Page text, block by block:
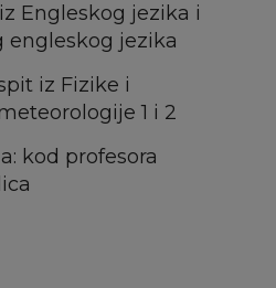
Engleskog jezika i
engleskog jezika
iz Fizike i
1 i 2
kod profesora